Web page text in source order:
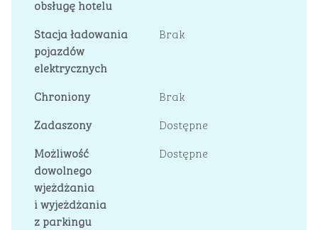
obsługę hotelu
Stacja ładowania
pojazdów
elektrycznych
Brak
Chroniony
Brak
Zadaszony
Dostępne
Możliwość
dowolnego
wjeżdżania
i wyjeżdżania
z parkingu
Dostępne